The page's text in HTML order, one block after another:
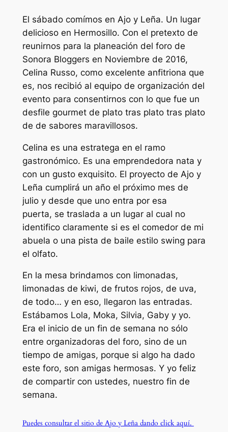
El sábado comímos en Ajo y Leña. Un lugar
delicioso en Hermosillo. Con el pretexto de
reunirnos para la planeación del foro de
Sonora Bloggers en Noviembre de 2016,
Celina Russo, como excelente anfitriona que
es, nos recibió al equipo de organización del
evento para consentirnos con lo que fue un
desfile gourmet de plato tras plato tras plato
de de sabores maravillosos.
Celina es una estratega en el ramo
gastronómico. Es una emprendedora nata y
con un gusto exquisito. El proyecto de Ajo y
Leña cumplirá un año el próximo mes de
julio y desde que uno entra por esa
puerta, se traslada a un lugar al cual no
identifico claramente si es el comedor de mi
abuela o una pista de baile estilo swing para
el olfato.
En la mesa brindamos con limonadas,
limonadas de kiwi, de frutos rojos, de uva,
de todo… y en eso, llegaron las entradas.
Estábamos Lola, Moka, Silvia, Gaby y yo.
Era el inicio de un fin de semana no sólo
entre organizadoras del foro, sino de un
tiempo de amigas, porque si algo ha dado
este foro, son amigas hermosas. Y yo feliz
de compartir con ustedes, nuestro fin de
semana.
Puedes consultar el sitio de Ajo y Leña dando click aquí.